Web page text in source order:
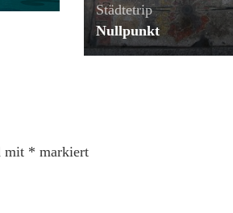
Städtetrip
Nullpunkt
mit * markiert